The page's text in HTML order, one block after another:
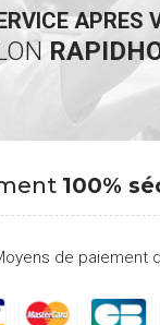
APRES
100%
de paiement